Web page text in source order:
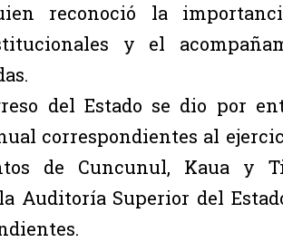
reconoció la
y el
del Estado se dio por
correspondientes al
de Cuncunul, Kaua y
Auditoría Superior del